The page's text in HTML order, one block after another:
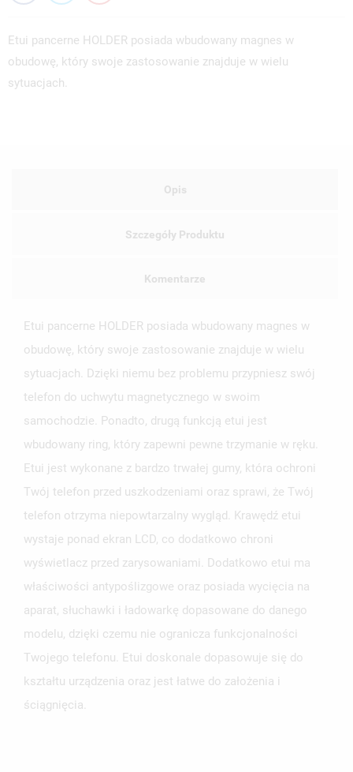
Etui pancerne HOLDER posiada wbudowany magnes w
obudowę, który swoje zastosowanie znajduje w wielu
sytuacjach.
Opis
Szczegóły Produktu
Komentarze
Etui pancerne HOLDER posiada wbudowany magnes w
obudowę, który swoje zastosowanie znajduje w wielu
sytuacjach. Dzięki niemu bez problemu przypniesz swój
telefon do uchwytu magnetycznego w swoim
samochodzie. Ponadto, drugą funkcją etui jest
wbudowany ring, który zapewni pewne trzymanie w ręku.
Etui jest wykonane z bardzo trwałej gumy, która ochroni
Twój telefon przed uszkodzeniami oraz sprawi, że Twój
telefon otrzyma niepowtarzalny wygląd. Krawędź etui
wystaje ponad ekran LCD, co dodatkowo chroni
wyświetlacz przed zarysowaniami. Dodatkowo etui ma
właściwości antypoślizgowe oraz posiada wycięcia na
aparat, słuchawki i ładowarkę dopasowane do danego
modelu, dzięki czemu nie ogranicza funkcjonalności
Twojego telefonu. Etui doskonale dopasowuje się do
kształtu urządzenia oraz jest łatwe do założenia i
ściągnięcia.
MOJE LISTY ŻYCZEŃ